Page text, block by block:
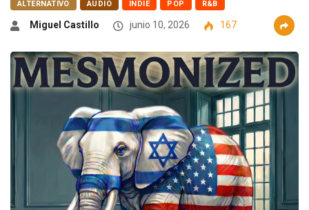
ALTERNATIVO AUDIO INDIE POP R&B
Miguel Castillo junio 10, 2026 167